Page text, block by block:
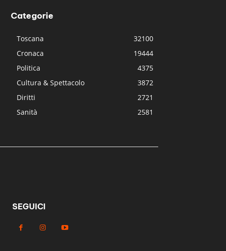
Categorie
Toscana
32100
Cronaca
19444
Politica
4375
Cultura & Spettacolo
3872
Diritti
2721
Sanità
2581
SEGUICI